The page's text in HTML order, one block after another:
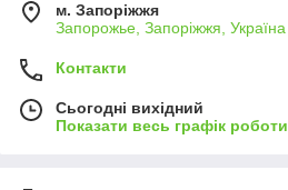
м. Запоріжжя
Запорожье, Запоріжжя, Україна
Контакти
Сьогодні вихідний
Показати весь графік роботи